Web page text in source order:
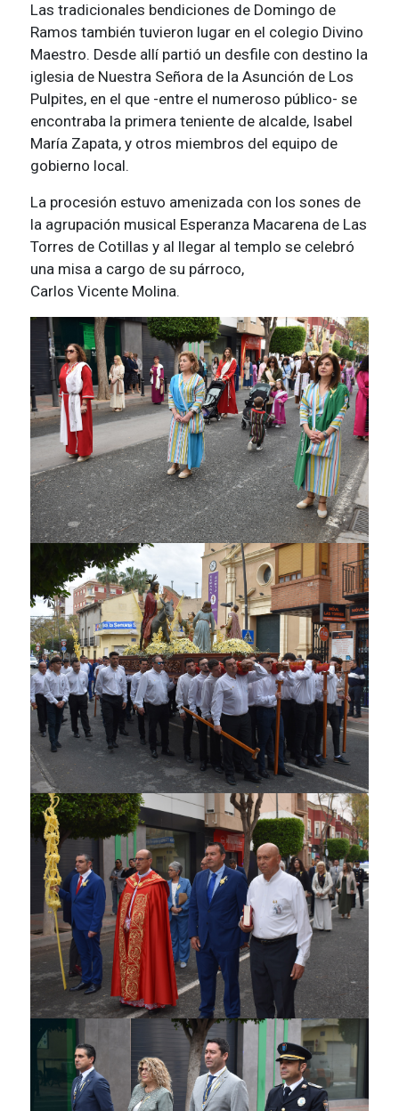
Las tradicionales bendiciones de Domingo de
Ramos también tuvieron lugar en el colegio Divino
Maestro. Desde allí partió un desfile con destino la
iglesia de Nuestra Señora de la Asunción de Los
Pulpites, en el que -entre el numeroso público- se
encontraba la primera teniente de alcalde, Isabel
María Zapata, y otros miembros del equipo de
gobierno local.
La procesión estuvo amenizada con los sones de
la agrupación musical Esperanza Macarena de Las
Torres de Cotillas y al llegar al templo se celebró
una misa a cargo de su párroco,
Carlos Vicente Molina.